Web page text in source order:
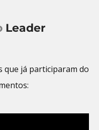
Leader
que já participaram do